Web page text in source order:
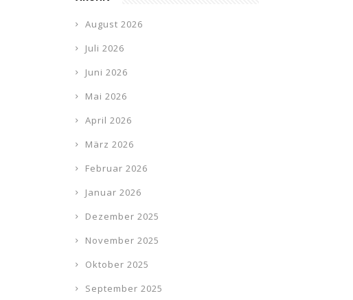
August 2026
Juli 2026
Juni 2026
Mai 2026
April 2026
März 2026
Februar 2026
Januar 2026
Dezember 2025
November 2025
Oktober 2025
September 2025